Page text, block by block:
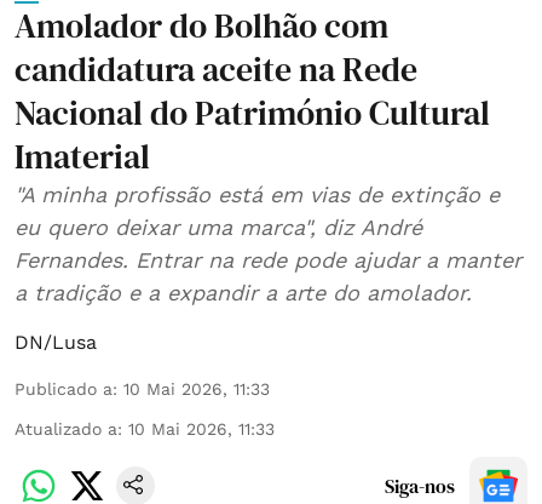
Amolador do Bolhão com
candidatura aceite na Rede
Nacional do Património Cultural
Imaterial
"A minha profissão está em vias de extinção e
eu quero deixar uma marca", diz André
Fernandes. Entrar na rede pode ajudar a manter
a tradição e a expandir a arte do amolador.
DN/Lusa
Publicado a: 10 Mai 2026, 11:33
Atualizado a: 10 Mai 2026, 11:33
Siga-nos